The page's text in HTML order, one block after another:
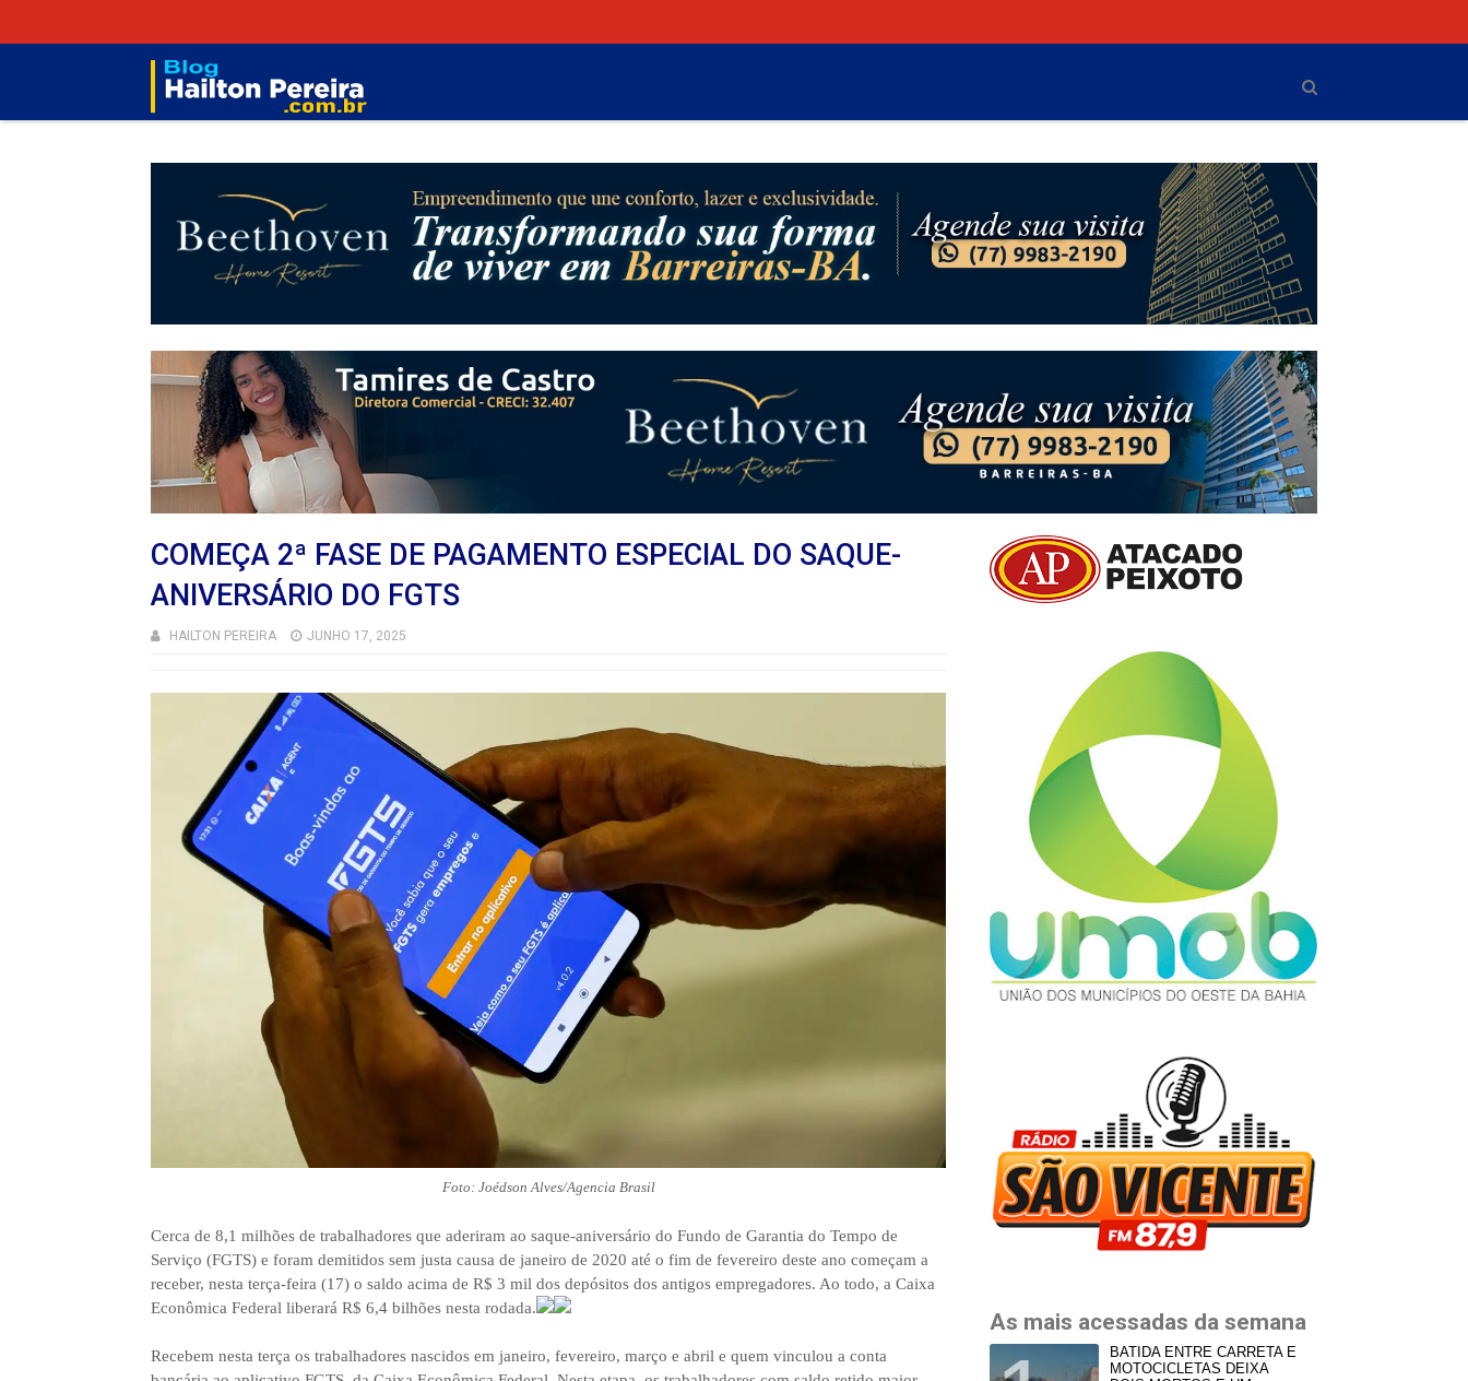
COMEÇA 2ª FASE DE PAGAMENTO ESPECIAL DO SAQUE-
ANIVERSÁRIO DO FGTS
HAILTON PEREIRA JUNHO 17, 2025
Foto: Joédson Alves/Agencia Brasil
Cerca de 8,1 milhões de trabalhadores que aderiram ao saque-aniversário do Fundo de Garantia do Tempo de
Serviço (FGTS) e foram demitidos sem justa causa de janeiro de 2020 até o fim de fevereiro deste ano começam a
receber, nesta terça-feira (17) o saldo acima de R$ 3 mil dos depósitos dos antigos empregadores. Ao todo, a Caixa
Econômica Federal liberará R$ 6,4 bilhões nesta rodada.
Recebem nesta terça os trabalhadores nascidos em janeiro, fevereiro, março e abril e quem vinculou a conta
As mais acessadas da semana
BATIDA ENTRE CARRETA E
MOTOCICLETAS DEIXA